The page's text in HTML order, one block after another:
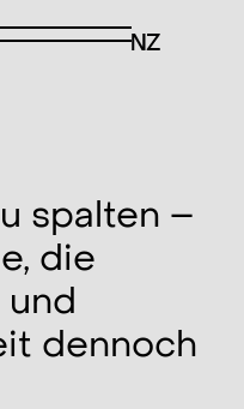
spalten –
die
dennoch